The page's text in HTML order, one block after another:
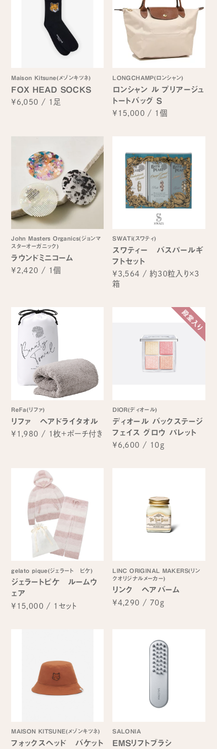
Maison Kitsune(メゾンキツネ)
FOX HEAD SOCKS
¥6,050 / 1足
LONGCHAMP(ロンシャン)
ロンシャン ル プリアージュ
トートバッグ S
¥15,000 / 1個
John Masters Organics(ジョンマ
スターオーガニック)
ラウンドミニコーム
¥2,420 / 1個
SWATi(スワティ)
スワティー バスパールギ
フトセット
¥3,564 / 約30粒入り×3
箱
ReFa(リファ)
リファ ヘアドライタオル
¥1,980 / 1枚＋ポーチ付き
DIOR(ディオール)
ディオール バックステージ
フェイス グロウ パレット
¥6,600 / 10ｇ
gelato pique(ジェラート ピケ)
ジェラートピケ ルームウ
ェア
¥15,000 / 1セット
LINC ORIGINAL MAKERS(リン
クオリジナルメーカー)
リンク ヘアバーム
¥4,290 / 70g
MAISON KITSUNE(メゾンキツネ)
フォックスヘッド バケット
SALONIA
EMSリフトブラシ